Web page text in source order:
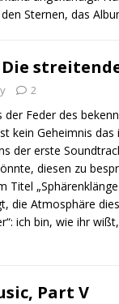
Sternen, das
2
der Feder des
kein Geheimnis
der erste
diesen zu
Titel
die Atmosphäre
ich bin, wie ihr
Part V